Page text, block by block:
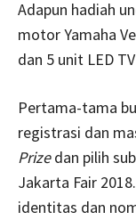
Adapun hadiah
motor Yamaha
dan 5 unit LED
Pertama-tama
registrasi dan
Prizedan pilih
Jakarta Fair
identitas dan